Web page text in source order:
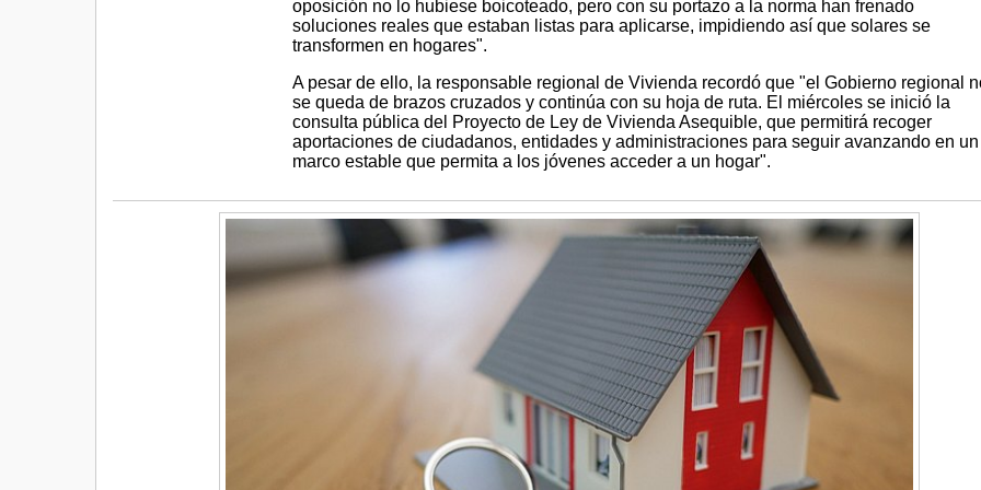
oposición no lo hubiese boicoteado, pero con su portazo a la norma han frenado
soluciones reales que estaban listas para aplicarse, impidiendo así que solares se
transformen en hogares".
A pesar de ello, la responsable regional de Vivienda recordó que "el Gobierno regional
se queda de brazos cruzados y continúa con su hoja de ruta. El miércoles se inició la
consulta pública del Proyecto de Ley de Vivienda Asequible, que permitirá recoger
aportaciones de ciudadanos, entidades y administraciones para seguir avanzando en un
marco estable que permita a los jóvenes acceder a un hogar".